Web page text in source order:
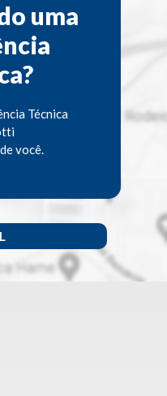
uma
Técnica
você.